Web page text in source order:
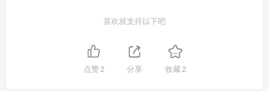
喜欢就支持以下吧
点赞2 分享 收藏2